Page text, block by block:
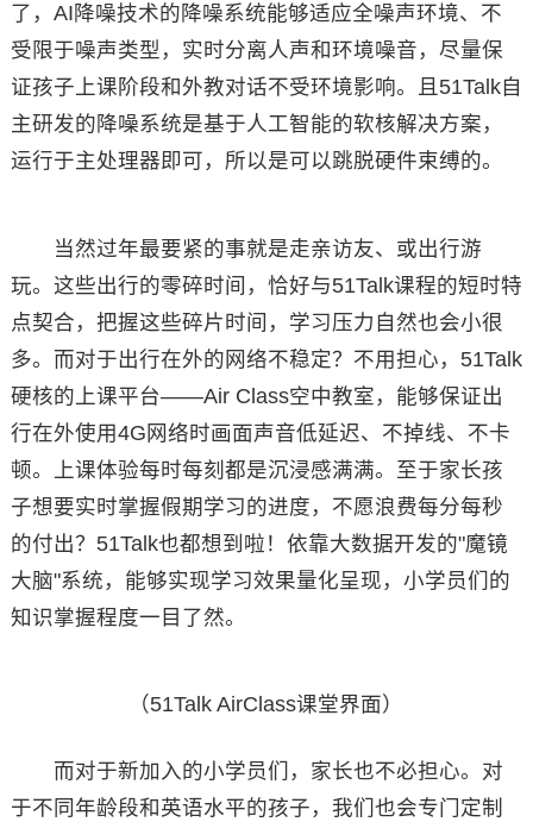
了，AI降噪技术的降噪系统能够适应全噪声环境、不
受限于噪声类型，实时分离人声和环境噪音，尽量保
证孩子上课阶段和外教对话不受环境影响。且51Talk自
主研发的降噪系统是基于人工智能的软核解决方案，
运行于主处理器即可，所以是可以跳脱硬件束缚的。
当然过年最要紧的事就是走亲访友、或出行游
玩。这些出行的零碎时间，恰好与51Talk课程的短时特
点契合，把握这些碎片时间，学习压力自然也会小很
多。而对于出行在外的网络不稳定？不用担心，51Talk
硬核的上课平台——Air Class空中教室，能够保证出
行在外使用4G网络时画面声音低延迟、不掉线、不卡
顿。上课体验每时每刻都是沉浸感满满。至于家长孩
子想要实时掌握假期学习的进度，不愿浪费每分每秒
的付出？51Talk也都想到啦！依靠大数据开发的"魔镜
大脑"系统，能够实现学习效果量化呈现，小学员们的
知识掌握程度一目了然。
（51Talk AirClass课堂界面）
而对于新加入的小学员们，家长也不必担心。对
于不同年龄段和英语水平的孩子，我们也会专门定制